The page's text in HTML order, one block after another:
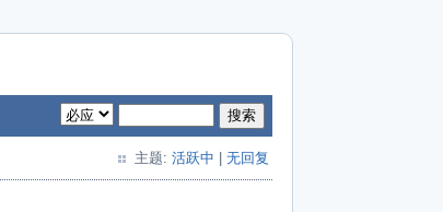
搜索
主题: 活跃中 无回复